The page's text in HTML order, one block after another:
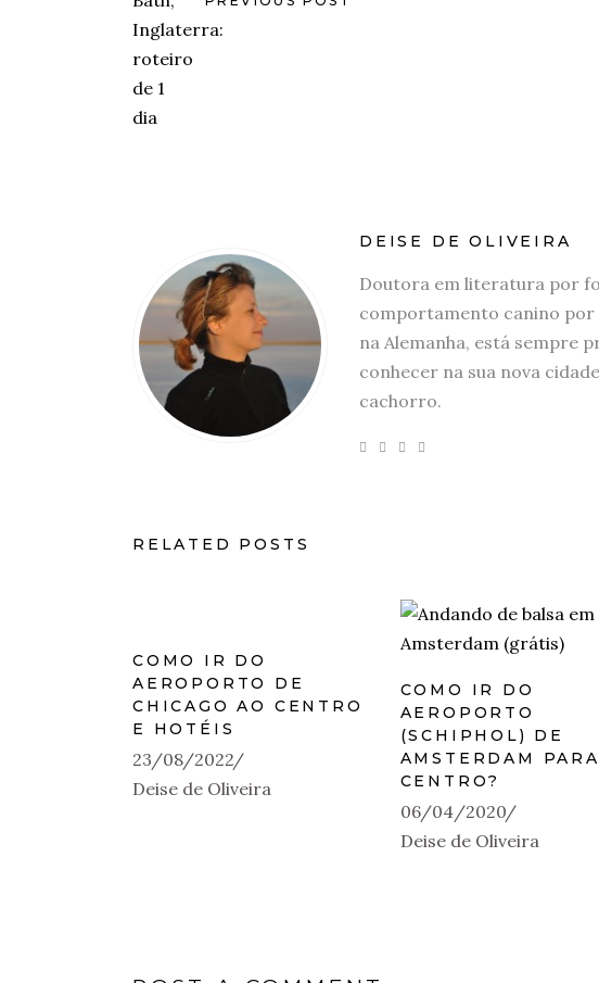
DEISE DE OLIVEIRA
Doutora em literatura por
comportamento canino por
na Alemanha, está sempre
conhecer na sua nova
cachorro.
RELATED POSTS
COMO IR DO
AEROPORTO DE
CHICAGO AO CENTRO
E HOTÉIS
23/08/2022
Deise de Oliveira
COMO IR DO
AEROPORTO
(SCHIPHOL) DE
AMSTERDAM
CENTRO?
06/04/2020
Deise de Oliveira